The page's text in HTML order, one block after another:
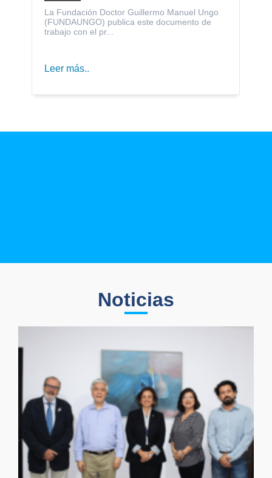
La Fundación Doctor Guillermo Manuel Ungo
(FUNDAUNGO) publica este documento de
trabajo con el pr...
Leer más..
Noticias